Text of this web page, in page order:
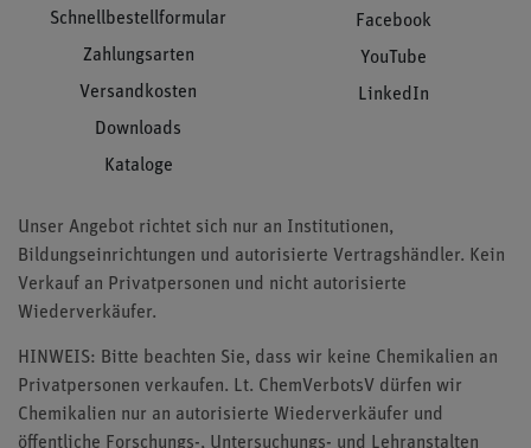
Schnellbestellformular
Zahlungsarten
Versandkosten
Downloads
Kataloge
Facebook
YouTube
LinkedIn
Unser Angebot richtet sich nur an Institutionen,
Bildungseinrichtungen und autorisierte Vertragshändler. Kein
Verkauf an Privatpersonen und nicht autorisierte
Wiederverkäufer.
HINWEIS: Bitte beachten Sie, dass wir keine Chemikalien an
Privatpersonen verkaufen. Lt. ChemVerbotsV dürfen wir
Chemikalien nur an autorisierte Wiederverkäufer und
öffentliche Forschungs-, Untersuchungs- und Lehranstalten